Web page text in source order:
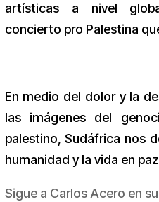
artísticas a nivel
concierto pro Palestina
En medio del dolor y la
las imágenes del
palestino, Sudáfrica nos
humanidad y la vida en
Sigue a Carlos Acero en